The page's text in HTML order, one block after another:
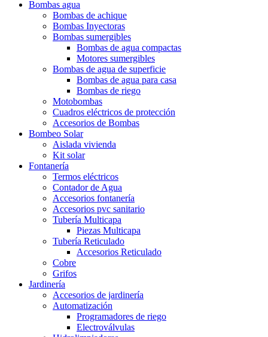
Bombas agua
Bombas de achique
Bombas Inyectoras
Bombas sumergibles
Bombas de agua compactas
Motores sumergibles
Bombas de agua de superficie
Bombas de agua para casa
Bombas de riego
Motobombas
Cuadros eléctricos de protección
Accesorios de Bombas
Bombeo Solar
Aislada vivienda
Kit solar
Fontanería
Termos eléctricos
Contador de Agua
Accesorios fontanería
Accesorios pvc sanitario
Tubería Multicapa
Piezas Multicapa
Tubería Reticulado
Accesorios Reticulado
Cobre
Grifos
Jardinería
Accesorios de jardinería
Automatización
Programadores de riego
Electroválvulas